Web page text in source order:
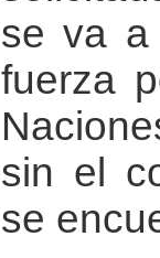
se va a
fuerza
sin el
se